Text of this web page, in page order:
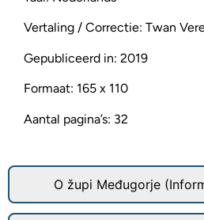
Vertaling / Correctie: Twan
Gepubliceerd in: 2019
Formaat: 165 x 110
Aantal pagina’s: 32
O župi Međugorje